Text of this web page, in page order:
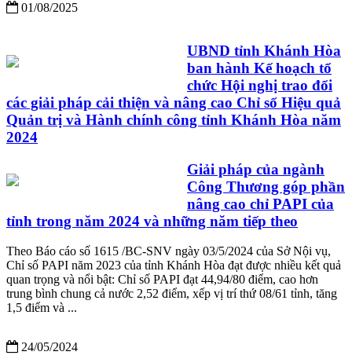
01/08/2025
UBND tỉnh Khánh Hòa
ban hành Kế hoạch tổ
chức Hội nghị trao đổi
các giải pháp cải thiện và nâng cao Chỉ số Hiệu quả
Quản trị và Hành chính công tỉnh Khánh Hòa năm
2024
Giải pháp của ngành
Công Thương góp phần
nâng cao chỉ PAPI của
tỉnh trong năm 2024 và những năm tiếp theo
Theo Báo cáo số 1615 /BC-SNV ngày 03/5/2024 của Sở Nội vụ,
Chỉ số PAPI năm 2023 của tỉnh Khánh Hòa đạt được nhiều kết quả
quan trọng và nổi bật: Chỉ số PAPI đạt 44,94/80 điểm, cao hơn
trung bình chung cả nước 2,52 điểm, xếp vị trí thứ 08/61 tỉnh, tăng
1,5 điểm và ...
24/05/2024